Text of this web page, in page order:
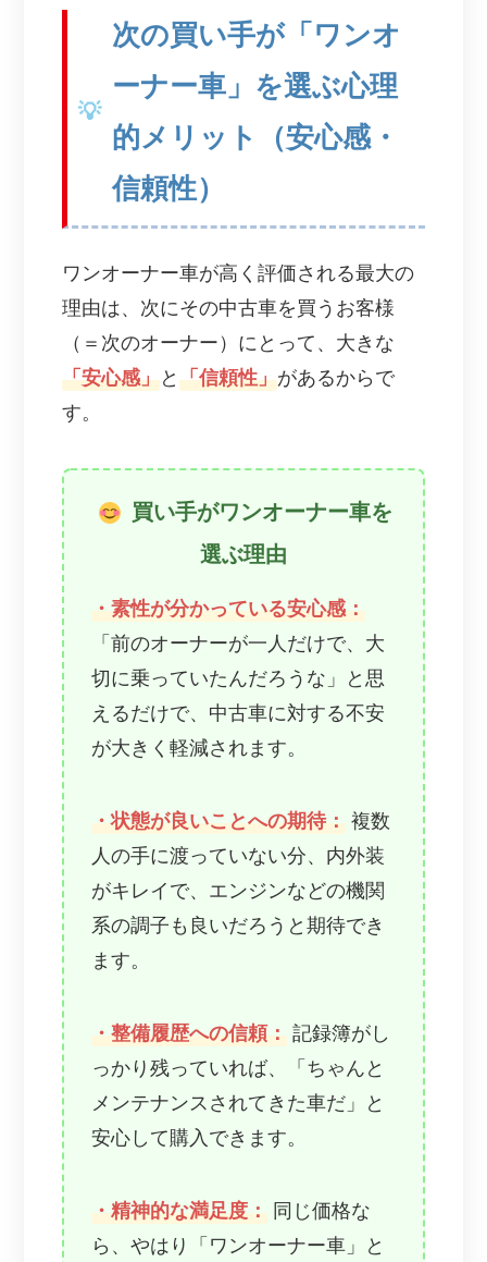
次の買い手が「ワンオ
ーナー車」を選ぶ心理
的メリット（安心感・
信頼性）
ワンオーナー車が高く評価される最大の
理由は、次にその中古車を買うお客様
（＝次のオーナー）にとって、大きな
「安心感」と 「信頼性」があるからで
す。
買い手がワンオーナー車を
選ぶ理由
・素性が分かっている安心感：
「前のオーナーが一人だけで、大
切に乗っていたんだろうな」と思
えるだけで、中古車に対する不安
が大きく軽減されます。
・状態が良いことへの期待： 複数
人の手に渡っていない分、内外装
がキレイで、エンジンなどの機関
系の調子も良いだろうと期待でき
ます。
・整備履歴への信頼： 記録簿がし
っかり残っていれば、「ちゃんと
メンテナンスされてきた車だ」と
安心して購入できます。
・精神的な満足度：
同じ価格な
ら、やはり「ワンオーナー車」と